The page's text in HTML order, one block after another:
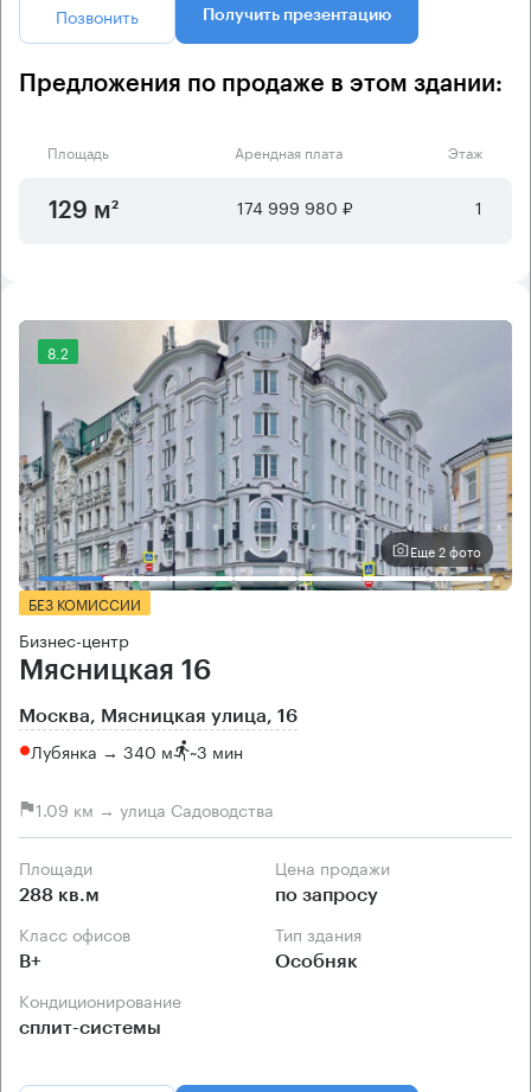
Позвонить Получить презентацию
Предложения по продаже в этом здании:
Площадь Арендная плата Этаж
129 м² 174 999 980 ₽ 1
8.2
Еще 2 фото
БЕЗ КОМИССИИ
Бизнес-центр
Мясницкая 16
Москва, Мясницкая улица, 16
Лубянка → 340 м ~3 мин
1.09 км → улица Садоводства
Площади
288 кв.м
Цена продажи
по запросу
Класс офисов
B+
Тип здания
Особняк
Кондиционирование
сплит-системы